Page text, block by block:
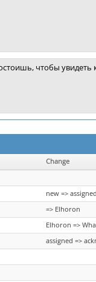
чтобы увидеть
Change
new => assigned
=> Elhoron
Elhoron =>
assigned =>